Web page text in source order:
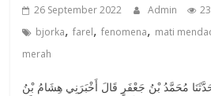
26 September 2022 Admin
bjorka,farel,fenomena, mati
merah
مُحَمَّدُ بْنُ جَعْفَرٍ قَالَ أَخْبَرَنِي هِشَامُ بْنُ